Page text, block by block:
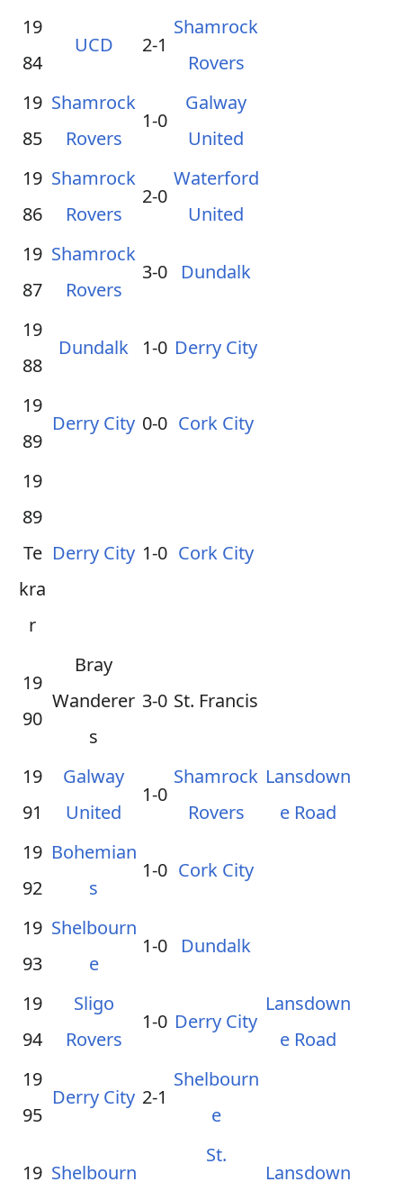
19
84
UCD 2-1
Shamrock
Rovers
19
85
Shamrock
Rovers
1-0
Galway
United
19
86
Shamrock
Rovers
2-0
Waterford
United
19
87
Shamrock
Rovers
3-0 Dundalk
19
88
Dundalk 1-0 Derry City
19
89
Derry City 0-0 Cork City
19
89
Te
kra
r
Derry City 1-0 Cork City
19
90
Bray
Wanderer
s
3-0 St. Francis
19
91
Galway
United
1-0
Shamrock
Rovers
Lansdown
e Road
19
92
Bohemian
s
1-0 Cork City
19
93
Shelbourn
e
1-0 Dundalk
19
94
Sligo
Rovers
1-0 Derry City
Lansdown
e Road
19
95
Derry City 2-1
Shelbourn
e
19 Shelbourn
St.
Lansdown